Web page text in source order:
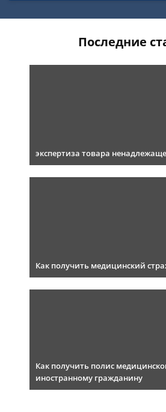
Последние
экспертиза товара
Как получить медицинский
Как получить полис
иностранному гражданину